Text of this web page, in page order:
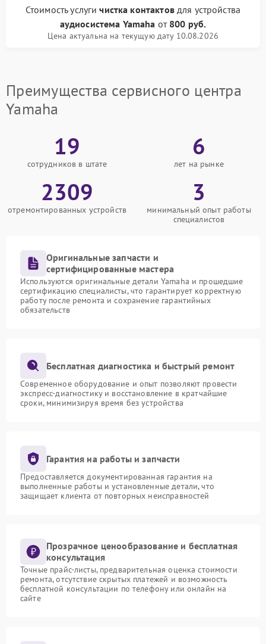
Стоимость услугичистка контактовдля устройства
аудиосистема Yamaha от 800 руб.
Цена актуальна на текущую дату 10.08.2026
Преимущества сервисного центра
Yamaha
19
сотрудников в штате
6
лет на рынке
2309
отремонтированных устройств
3
минимальный опыт работы
специалистов
Оригинальные запчасти и
сертифицированные мастера
Используются оригинальные детали Yamaha и прошедшие
сертификацию специалисты, что гарантирует корректную
работу после ремонта и сохранение гарантийных
обязательств
Бесплатная диагностика и быстрый ремонт
Современное оборудование и опыт позволяют провести
экспресс-диагностику и восстановление в кратчайшие
сроки, минимизируя время без устройства
Гарантия на работы и запчасти
Предоставляется документированная гарантия на
выполненные работы и установленные детали, что
защищает клиента от повторных неисправностей
Прозрачное ценообразование и бесплатная
консультация
Точные прайс-листы, предварительная оценка стоимости
ремонта, отсутствие скрытых платежей и возможность
бесплатной консультации по телефону или онлайн на
сайте